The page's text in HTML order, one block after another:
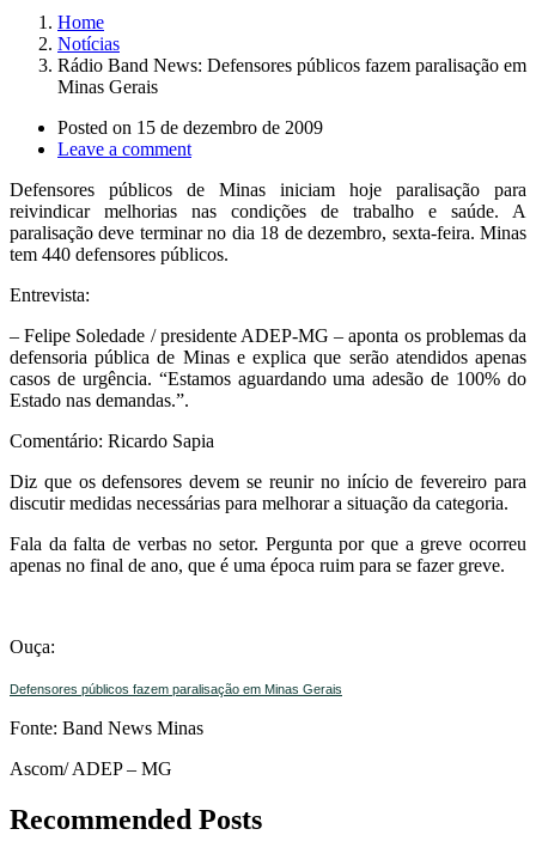
Home
Notícias
Rádio Band News: Defensores públicos fazem paralisação em
Minas Gerais
Posted on 15 de dezembro de 2009
Leave a comment
Defensores públicos de Minas iniciam hoje paralisação para
reivindicar melhorias nas condições de trabalho e saúde. A
paralisação deve terminar no dia 18 de dezembro, sexta-feira. Minas
tem 440 defensores públicos.
Entrevista:
– Felipe Soledade / presidente ADEP-MG – aponta os problemas da
defensoria pública de Minas e explica que serão atendidos apenas
casos de urgência. “Estamos aguardando uma adesão de 100% do
Estado nas demandas.”.
Comentário: Ricardo Sapia
Diz que os defensores devem se reunir no início de fevereiro para
discutir medidas necessárias para melhorar a situação da categoria.
Fala da falta de verbas no setor. Pergunta por que a greve ocorreu
apenas no final de ano, que é uma época ruim para se fazer greve.
Ouça:
Defensores públicos fazem paralisação em Minas Gerais
Fonte: Band News Minas
Ascom/ ADEP – MG
Recommended Posts